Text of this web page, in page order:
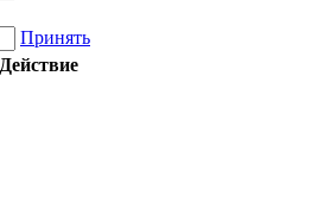
Принять
Действие